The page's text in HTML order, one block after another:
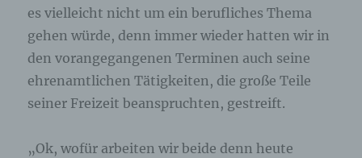
es vielleicht nicht um ein berufliches Thema
gehen würde, denn immer wieder hatten wir in
den vorangegangenen Terminen auch seine
ehrenamtlichen Tätigkeiten, die große Teile
seiner Freizeit beanspruchten, gestreift.
„Ok, wofür arbeiten wir beide denn heute